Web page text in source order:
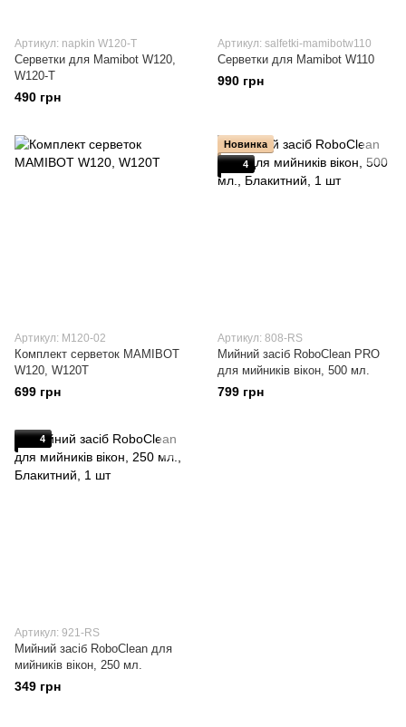
Артикул: napkin W120-T
Серветки для Mamibot W120,
W120-T
490 грн
Артикул: salfetki-mamibotw110
Серветки для Mamibot W110
990 грн
Артикул: M120-02
Комплект серветок MAMIBOT
W120, W120T
699 грн
Новинка
4
Артикул: 808-RS
Мийний засіб RoboClean PRO
для мийників вікон, 500 мл.
799 грн
4
Артикул: 921-RS
Мийний засіб RoboClean для
мийників вікон, 250 мл.
349 грн